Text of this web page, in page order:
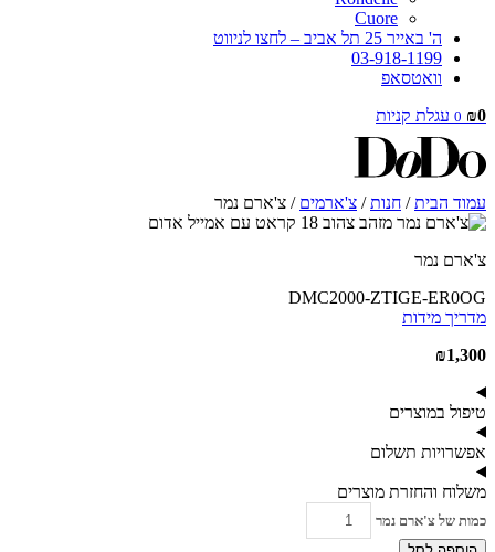
Cuore
ה' באייר 25 תל אביב – לחצו לניווט
03-918-1199
וואטסאפ
₪0
0 עגלת קניות
עמוד הבית/ חנות/ צ'ארמים / צ'ארם נמר
צ'ארם נמר
DMC2000-ZTIGE-ER0OG
מדריך מידות
₪1,300
טיפול במוצרים
אפשרויות תשלום
משלוח והחזרת מוצרים
כמות של צ'ארם נמר